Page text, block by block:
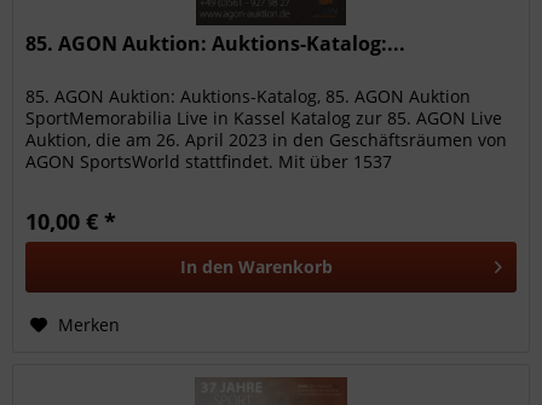
85. AGON Auktion: Auktions-Katalog:...
85. AGON Auktion: Auktions-Katalog, 85. AGON Auktion
SportMemorabilia Live in Kassel Katalog zur 85. AGON Live
Auktion, die am 26. April 2023 in den Geschäftsräumen von
AGON SportsWorld stattfindet. Mit über 1537
10,00 € *
In den Warenkorb
Merken